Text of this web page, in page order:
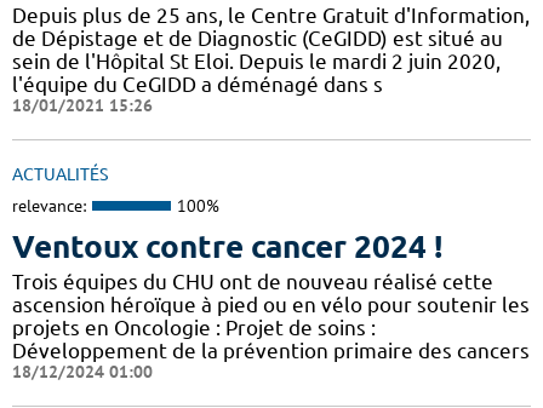
Depuis plus de 25 ans, le Centre Gratuit d'Information,
de Dépistage et de Diagnostic (CeGIDD) est situé au
sein de l'Hôpital St Eloi. Depuis le mardi 2 juin 2020,
l'équipe du CeGIDD a déménagé dans s
18/01/2021 15:26
ACTUALITÉS
relevance: 100%
Ventoux contre cancer 2024 !
​​​Trois équipes du CHU ont de nouveau réalisé cette
ascension héroïque à pied ou en vélo pour soutenir les
projets en Oncologie : Projet de soins :
Développement de la prévention primaire des cancers
18/12/2024 01:00